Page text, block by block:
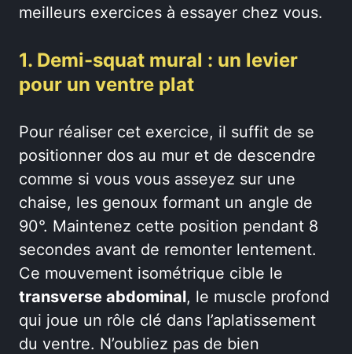
meilleurs exercices à essayer chez vous.
1. Demi-squat mural : un levier
pour un ventre plat
Pour réaliser cet exercice, il suffit de se
positionner dos au mur et de descendre
comme si vous vous asseyez sur une
chaise, les genoux formant un angle de
90°. Maintenez cette position pendant 8
secondes avant de remonter lentement.
Ce mouvement isométrique cible le
transverse abdominal, le muscle profond
qui joue un rôle clé dans l’aplatissement
du ventre. N’oubliez pas de bien